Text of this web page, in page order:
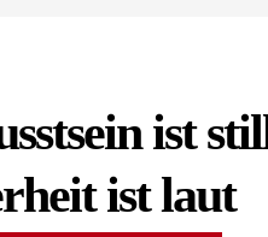
ist
ist laut